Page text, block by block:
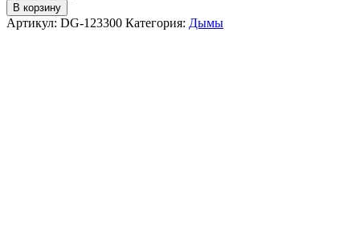
В корзину
Артикул: DG-123300 Категория: Дымы